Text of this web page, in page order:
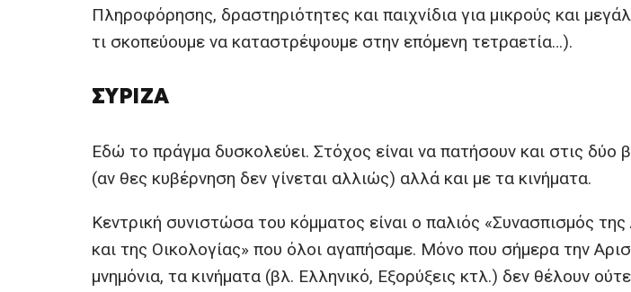
Πληροφόρησης, δραστηριότητες και παιχνίδια για μικρούς και
τι σκοπεύουμε να καταστρέψουμε στην επόμενη τετραετία…).
ΣΥΡΙΖΑ
Εδώ το πράγμα δυσκολεύει. Στόχος είναι να πατήσουν και στις δύο
(αν θες κυβέρνηση δεν γίνεται αλλιώς) αλλά και με τα κινήματα.
Κεντρική συνιστώσα του κόμματος είναι ο παλιός «Συνασπισμός
και της Οικολογίας» που όλοι αγαπήσαμε. Μόνο που σήμερα την
μνημόνια, τα κινήματα (βλ. Ελληνικό, Εξορύξεις κτλ.) δεν θέλουν